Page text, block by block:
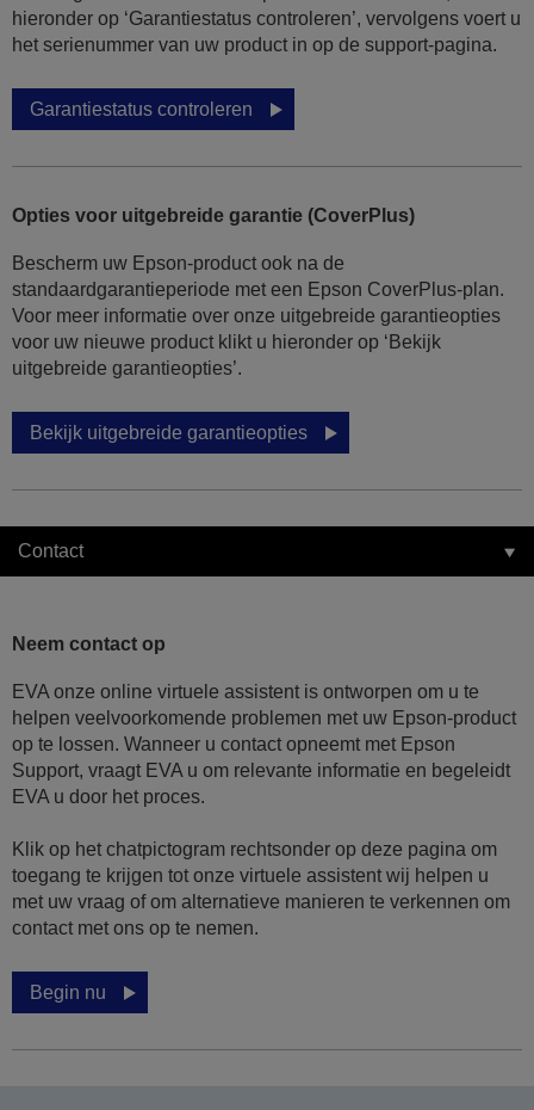
hieronder op ‘Garantiestatus controleren’, vervolgens voert u
het serienummer van uw product in op de support-pagina.
Garantiestatus controleren
Opties voor uitgebreide garantie (CoverPlus)
Bescherm uw Epson-product ook na de
standaardgarantieperiode met een Epson CoverPlus-plan.
Voor meer informatie over onze uitgebreide garantieopties
voor uw nieuwe product klikt u hieronder op ‘Bekijk
uitgebreide garantieopties’.
Bekijk uitgebreide garantieopties
Contact
Neem contact op
EVA onze online virtuele assistent is ontworpen om u te
helpen veelvoorkomende problemen met uw Epson-product
op te lossen. Wanneer u contact opneemt met Epson
Support, vraagt EVA u om relevante informatie en begeleidt
EVA u door het proces.
Klik op het chatpictogram rechtsonder op deze pagina om
toegang te krijgen tot onze virtuele assistent wij helpen u
met uw vraag of om alternatieve manieren te verkennen om
contact met ons op te nemen.
Begin nu